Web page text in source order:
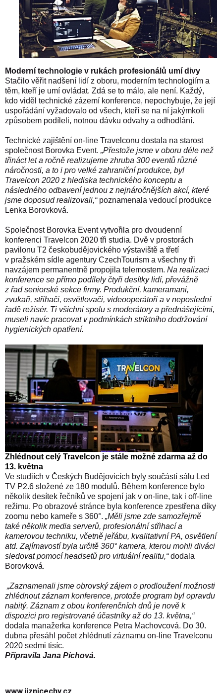
Moderní technologie v rukách profesionálů umí divy
Stačilo věřit nadšení lidí z oboru, moderním technologiím a
těm, kteří je umí ovládat. Zdá se to málo, ale není. Každý,
kdo viděl technické zázemí konference, nepochybuje, že její
uspořádání vyžadovalo od všech, kteří se na ní jakýmkoli
způsobem podíleli, notnou dávku odvahy a odhodlání.
Technické zajištění on-line Travelconu dostala na starost
společnost Borovka Event. „Přestože jsme v oboru déle než
třináct let a ročně realizujeme zhruba 300 eventů různé
náročnosti, a to i pro velké zahraniční produkce, byl
Travelcon 2020 z hlediska technického konceptu a
následného odbavení jednou z nejnáročnějších akcí, které
jsme doposud realizovali,“poznamenala vedoucí produkce
Lenka Borovková.
Společnost Borovka Event vytvořila pro dvoudenní
konferenci Travelcon 2020 tři studia. Dvě v prostorách
pavilonu T2 českobudějovického výstaviště a třetí
v pražském sídle agentury CzechTourism a všechny tři
navzájem permanentně propojila telemostem. Na realizaci
konference se přímo podílely čtyři desítky lidí, převážně
z řad seniorské sekce firmy. Produkční, kameramani,
zvukaři, střihači, osvětlovači, videooperátoři a v neposlední
řadě režisér. Ti všichni spolu s moderátory a přednášejícími,
museli navíc pracovat v podmínkách striktního dodržování
hygienických opatření.
Zhlédnout celý Travelcon je stále možné zdarma až do
13. května
Ve studiích v Českých Budějovicích byly součástí sálu Led
TV P2.6 složené ze 180 modulů. Během konference bylo
několik desítek řečníků ve spojení jak v on-line, tak i off-line
režimu. Po obrazové stránce byla konference zpestřena díky
zoomu nebo kameře s 360°. „Měli jsme zde samozřejmě
také několik media serverů, profesionální střihací a
kamerovou techniku, včetně jeřábu, kvalitativní PA, osvětlení
atd. Zajímavostí byla určitě 360° kamera, kterou mohli diváci
sledovat pomocí headsetů pro virtuální realitu,“dodala
Borovková.
„Zaznamenali jsme obrovský zájem o prodloužení možnosti
zhlédnout záznam konference, protože program byl opravdu
nabitý. Záznam z obou konferenčních dnů je nově k
dispozici pro registrované účastníky až do 13. května,“
dodala manažerka konference Petra Machovcová. Do 30.
dubna přesáhl počet zhlédnutí záznamu on-line Travelconu
2020 sedmi tisíc.
Připravila Jana Píchová.